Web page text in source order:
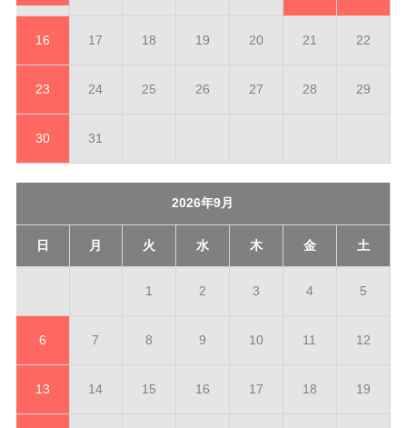
16 17 18 19 20 21 22
23 24 25 26 27 28 29
30 31
2026年9月
日 月 火 水 木 金 土
1 2 3 4 5
6 7 8 9 10 11 12
13 14 15 16 17 18 19